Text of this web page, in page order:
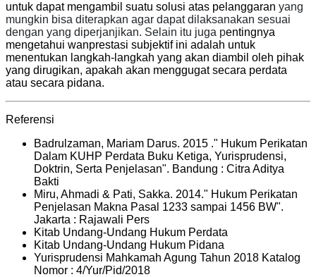
untuk dapat mengambil suatu solusi atas pelanggaran yang
mungkin bisa diterapkan agar dapat dilaksanakan sesuai
dengan yang diperjanjikan. Selain itu juga pentingnya
mengetahui wanprestasi subjektif ini adalah untuk
menentukan langkah-langkah yang akan diambil oleh pihak
yang dirugikan, apakah akan menggugat secara perdata
atau secara pidana.
Referensi
Badrulzaman, Mariam Darus. 2015 ." Hukum Perikatan
Dalam KUHP Perdata Buku Ketiga, Yurisprudensi,
Doktrin, Serta Penjelasan". Bandung : Citra Aditya
Bakti
Miru, Ahmadi & Pati, Sakka. 2014." Hukum Perikatan
Penjelasan Makna Pasal 1233 sampai 1456 BW".
Jakarta : Rajawali Pers
Kitab Undang-Undang Hukum Perdata
Kitab Undang-Undang Hukum Pidana
Yurisprudensi Mahkamah Agung Tahun 2018 Katalog
Nomor : 4/Yur/Pid/2018